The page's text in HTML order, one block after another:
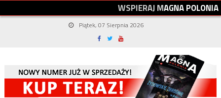
WSPIERAJMAGNAPOLONIA
Piątek, 07 Sierpnia 2026